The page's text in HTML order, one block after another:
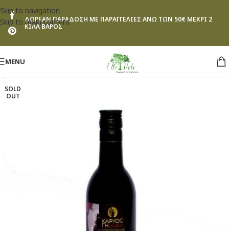
Skip to navigation
Skip to main content
ΔΩΡΕΑΝ ΠΑΡΑΔΟΣΗ ΜΕ ΠΑΡΑΓΓΕΛΙΕΣ ΑΝΩ ΤΩΝ 50€ ΜΕΧΡΙ 2
ΚΙΛΑ ΒΑΡΟΣ
MENU
SOLD
OUT